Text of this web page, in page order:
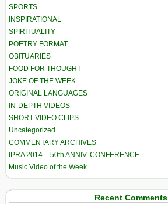
SPORTS
INSPIRATIONAL
SPIRITUALITY
POETRY FORMAT
OBITUARIES
FOOD FOR THOUGHT
JOKE OF THE WEEK
ORIGINAL LANGUAGES
IN-DEPTH VIDEOS
SHORT VIDEO CLIPS
Uncategorized
COMMENTARY ARCHIVES
IPRA 2014 – 50th ANNIV. CONFERENCE
Music Video of the Week
Recent Comments